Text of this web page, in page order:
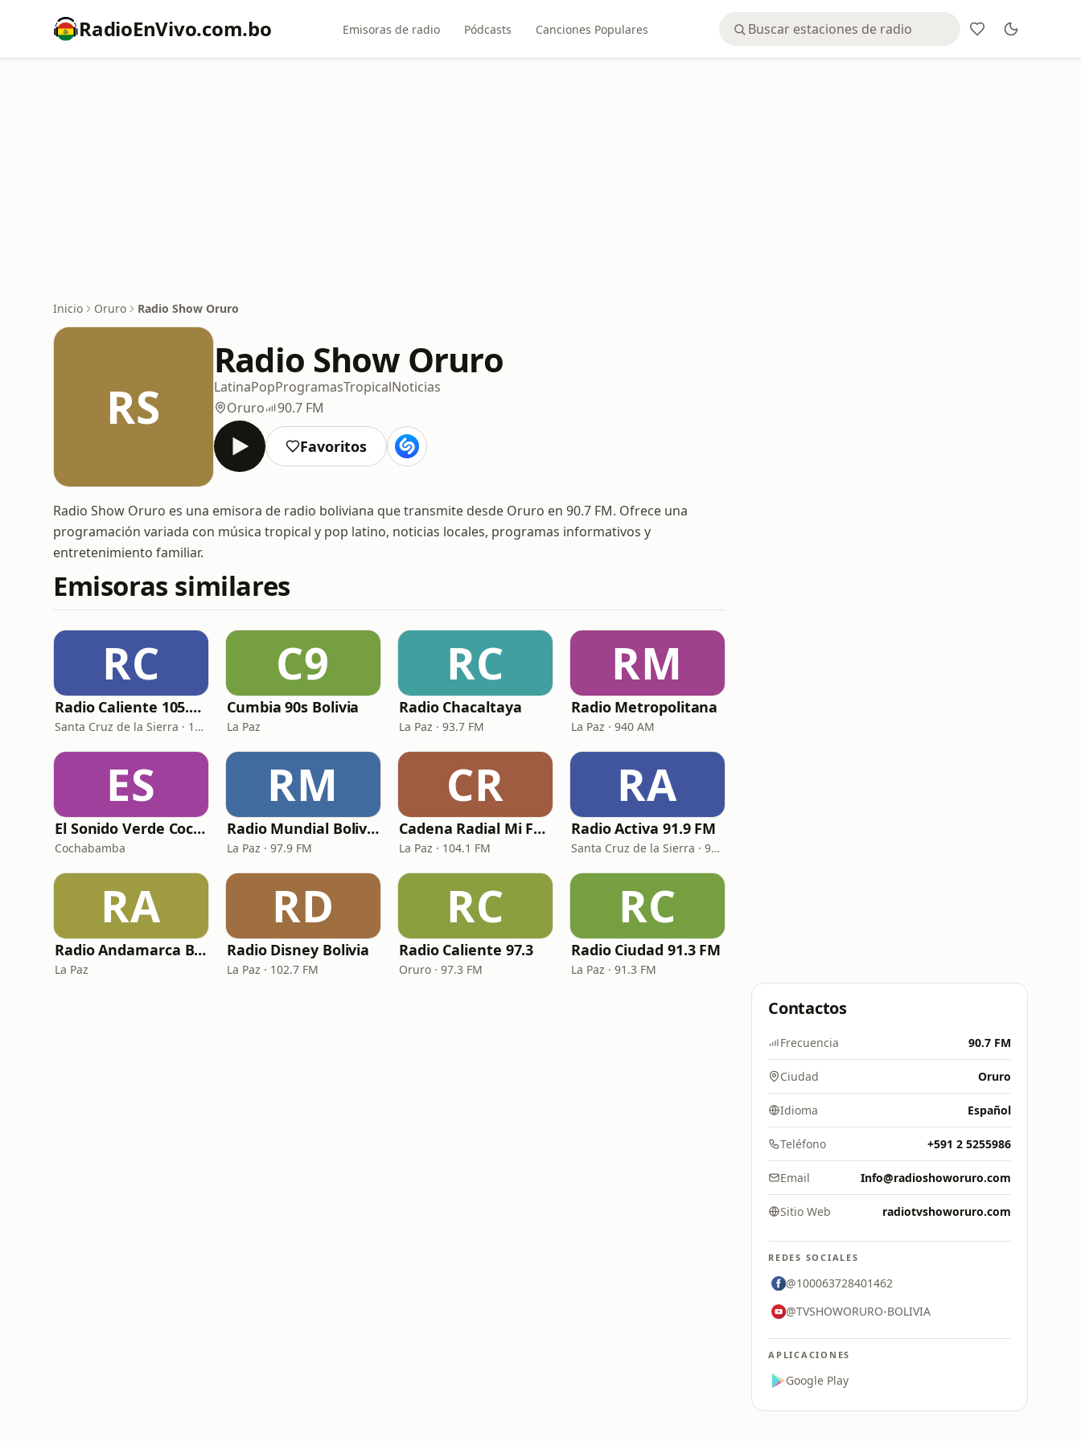
RadioEnVivo.com.bo Emisoras de radio Pódcasts Canciones Populares
Inicio Oruro Radio Show Oruro
RS
Radio Show Oruro
LatinaPopProgramasTropicalNoticias
Oruro
90.7 FM
Favoritos
Radio Show Oruro es una emisora de radio boliviana que transmite desde Oruro en 90.7 FM. Ofrece una
programación variada con música tropical y pop latino, noticias locales, programas informativos y
entretenimiento familiar.
Emisoras similares
RC
Radio Caliente 105.1 FM
Santa Cruz de la Sierra · 105.1 FM
C9
Cumbia 90s Bolivia
La Paz
RC
Radio Chacaltaya
La Paz · 93.7 FM
RM
Radio Metropolitana
La Paz · 940 AM
ES
El Sonido Verde Cochabamba
Cochabamba
RM
Radio Mundial Bolivia
La Paz · 97.9 FM
CR
Cadena Radial Mi Favorita
La Paz · 104.1 FM
RA
Radio Activa 91.9 FM
Santa Cruz de la Sierra · 91.9 FM
RA
Radio Andamarca Bolivia
La Paz
RD
Radio Disney Bolivia
La Paz · 102.7 FM
RC
Radio Caliente 97.3
Oruro · 97.3 FM
RC
Radio Ciudad 91.3 FM
La Paz · 91.3 FM
Contactos
Frecuencia 90.7 FM
Ciudad Oruro
Idioma Español
Teléfono +591 2 5255986
Email Info@radioshoworuro.com
Sitio Web radiotvshoworuro.com
REDES SOCIALES
@100063728401462
@TVSHOWORURO-BOLIVIA
APLICACIONES
Google Play